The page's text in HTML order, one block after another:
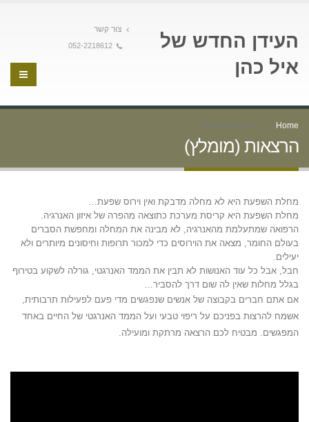
העידן החדש של
איל כהן
צור קשר
052-2218612
Home הרצאות (מומלץ)
הרצאות (מומלץ)
מחלת השפעת היא לא מחלה מדבקת ואין וירוס שפעת…
מחלת השפעת היא קריסת מערכת כתוצאה מהפרה של איזון האנרגיה.
הרפואה שמתעלמת מהאנרגיה, לא מבינה את המחלה ומחפשת הסברים
בעולם החומר, מצאה את הוירוסים כדי למכור תרופות וחיסונים מיותרים ולא
יעילים.
חבל, אבל כל עוד האנושות לא תבין את הממד האנרגטי, גורלה לשקוע בטירוף
בגלל מחלות שאין לה שום דרך להסביר…
אם אתם חברים בקבוצה של אנשים שנפגשים מדי פעם לפעילות תרבותית,
אשמח להרצות בפניכם על ריפוי טבעי ועל הממד האנרגטי של החיים באחד
המפגשים. מבטיח לכם הרצאה מרתקת ומועילה.